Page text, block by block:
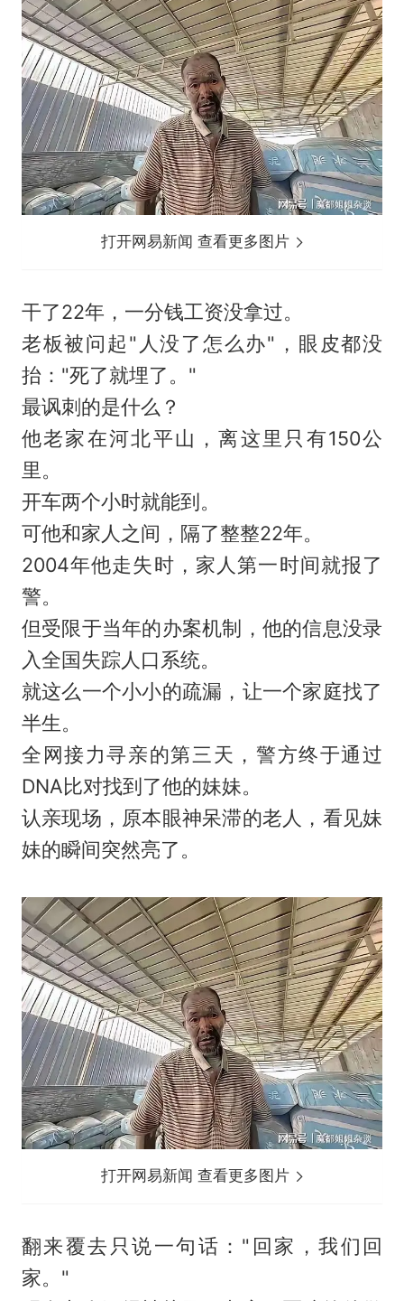
打开网易新闻 查看更多图片
干了22年，一分钱工资没拿过。
老板被问起"人没了怎么办"，眼皮都没
抬："死了就埋了。"
最讽刺的是什么？
他老家在河北平山，离这里只有150公
里。
开车两个小时就能到。
可他和家人之间，隔了整整22年。
2004年他走失时，家人第一时间就报了
警。
但受限于当年的办案机制，他的信息没录
入全国失踪人口系统。
就这么一个小小的疏漏，让一个家庭找了
半生。
全网接力寻亲的第三天，警方终于通过
DNA比对找到了他的妹妹。
认亲现场，原本眼神呆滞的老人，看见妹
妹的瞬间突然亮了。
打开网易新闻 查看更多图片
翻来覆去只说一句话："回家，我们回
家。"